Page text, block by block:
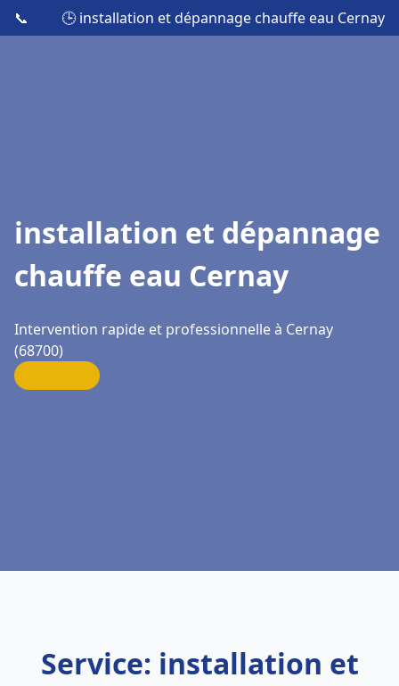
📞 🕒 installation et dépannage chauffe eau Cernay
installation et dépannage
chauffe eau Cernay
Intervention rapide et professionnelle à Cernay
(68700)
Service: installation et